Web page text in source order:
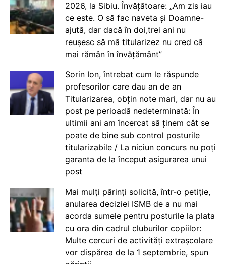
2026, la Sibiu. Învățătoare: „Am zis iau
ce este. O să fac naveta și Doamne-
ajută, dar dacă în doi,trei ani nu
reușesc să mă titularizez nu cred că
mai rămân în învățământ”
Sorin Ion, întrebat cum le răspunde
profesorilor care dau an de an
Titularizarea, obțin note mari, dar nu au
post pe perioadă nedeterminată: În
ultimii ani am încercat să ținem cât se
poate de bine sub control posturile
titularizabile / La niciun concurs nu poți
garanta de la început asigurarea unui
post
Mai mulți părinți solicită, într-o petiție,
anularea deciziei ISMB de a nu mai
acorda sumele pentru posturile la plata
cu ora din cadrul cluburilor copiilor:
Multe cercuri de activități extrașcolare
vor dispărea de la 1 septembrie, spun